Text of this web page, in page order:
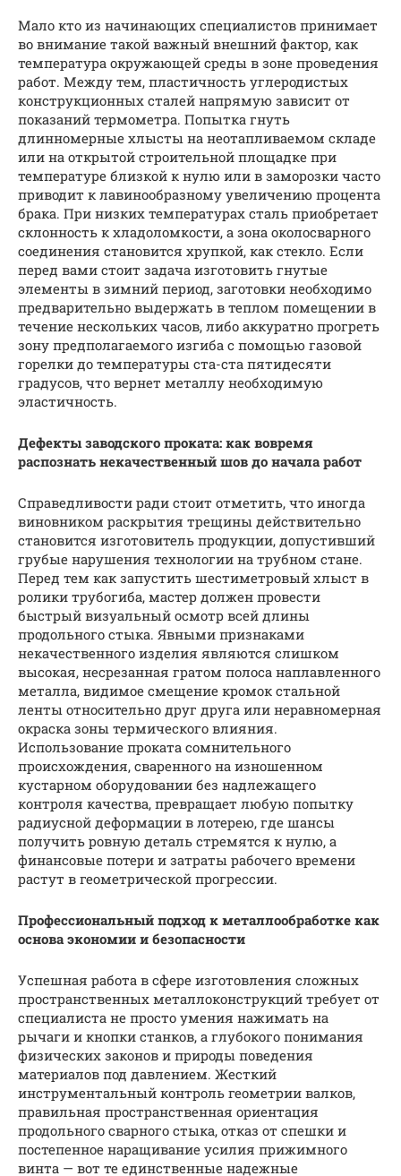
Мало кто из начинающих специалистов принимает
во внимание такой важный внешний фактор, как
температура окружающей среды в зоне проведения
работ. Между тем, пластичность углеродистых
конструкционных сталей напрямую зависит от
показаний термометра. Попытка гнуть
длинномерные хлысты на неотапливаемом складе
или на открытой строительной площадке при
температуре близкой к нулю или в заморозки часто
приводит к лавинообразному увеличению процента
брака. При низких температурах сталь приобретает
склонность к хладоломкости, а зона околосварного
соединения становится хрупкой, как стекло. Если
перед вами стоит задача изготовить гнутые
элементы в зимний период, заготовки необходимо
предварительно выдержать в теплом помещении в
течение нескольких часов, либо аккуратно прогреть
зону предполагаемого изгиба с помощью газовой
горелки до температуры ста-ста пятидесяти
градусов, что вернет металлу необходимую
эластичность.
Дефекты заводского проката: как вовремя
распознать некачественный шов до начала работ
Справедливости ради стоит отметить, что иногда
виновником раскрытия трещины действительно
становится изготовитель продукции, допустивший
грубые нарушения технологии на трубном стане.
Перед тем как запустить шестиметровый хлыст в
ролики трубогиба, мастер должен провести
быстрый визуальный осмотр всей длины
продольного стыка. Явными признаками
некачественного изделия являются слишком
высокая, несрезанная гратом полоса наплавленного
металла, видимое смещение кромок стальной
ленты относительно друг друга или неравномерная
окраска зоны термического влияния.
Использование проката сомнительного
происхождения, сваренного на изношенном
кустарном оборудовании без надлежащего
контроля качества, превращает любую попытку
радиусной деформации в лотерею, где шансы
получить ровную деталь стремятся к нулю, а
финансовые потери и затраты рабочего времени
растут в геометрической прогрессии.
Профессиональный подход к металлообработке как
основа экономии и безопасности
Успешная работа в сфере изготовления сложных
пространственных металлоконструкций требует от
специалиста не просто умения нажимать на
рычаги и кнопки станков, а глубокого понимания
физических законов и природы поведения
материалов под давлением. Жесткий
инструментальный контроль геометрии валков,
правильная пространственная ориентация
продольного сварного стыка, отказ от спешки и
постепенное наращивание усилия прижимного
винта — вот те единственные надежные